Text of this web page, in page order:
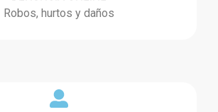
Robos, hurtos y daños